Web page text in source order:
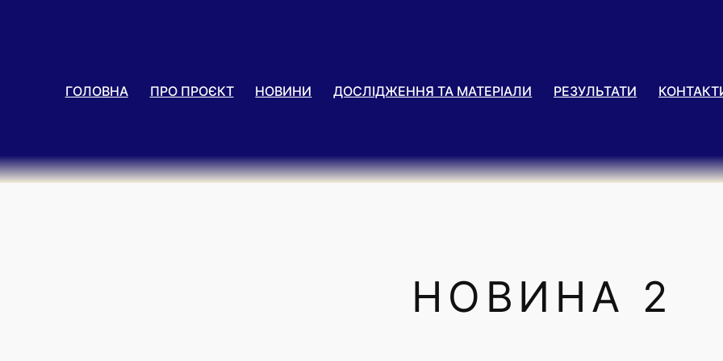
ГОЛОВНА ПРО ПРОЄКТ НОВИНИ ДОСЛІДЖЕННЯ ТА МАТЕРІАЛИ РЕЗУЛЬТАТИ
НОВИНА 2